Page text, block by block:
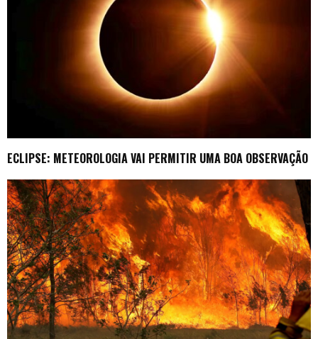
ECLIPSE: METEOROLOGIA VAI PERMITIR UMA BOA OBSERVAÇÃO